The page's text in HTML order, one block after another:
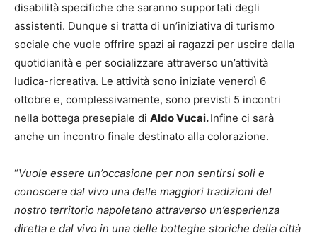
disabilità specifiche che saranno supportati degli
assistenti. Dunque si tratta di un’iniziativa di turismo
sociale che vuole offrire spazi ai ragazzi per uscire dalla
quotidianità e per socializzare attraverso un’attività
ludica-ricreativa. Le attività sono iniziate venerdì 6
ottobre e, complessivamente, sono previsti 5 incontri
nella bottega presepiale di Aldo Vucai.Infine ci sarà
anche un incontro finale destinato alla colorazione.
“Vuole essere un’occasione per non sentirsi soli e
conoscere dal vivo una delle maggiori tradizioni del
nostro territorio napoletano attraverso un’esperienza
diretta e dal vivo in una delle botteghe storiche della città